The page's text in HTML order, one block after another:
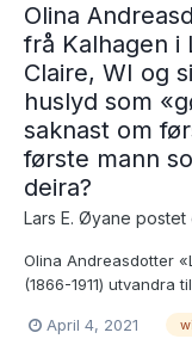
Olina
frå Kalhagen i
Claire, WI og
huslyd som
saknast om
første mann
deira?
Lars E. Øyane postet
Olina Andreasdotter
(1866-1911) utvandra
som vart skòten i St.
April 4, 2021